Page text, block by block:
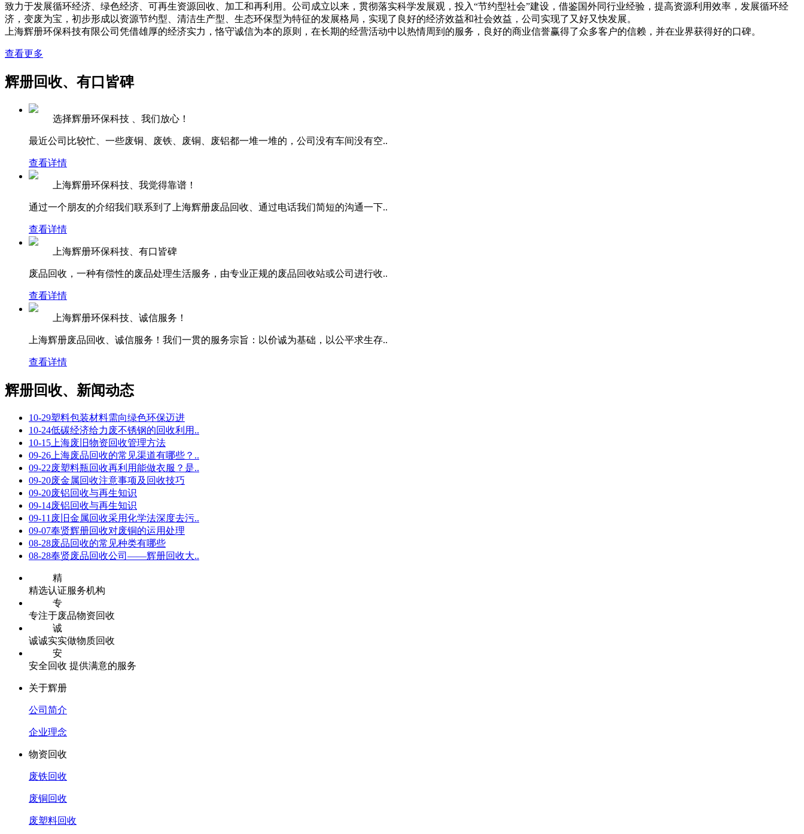
致力于发展循环经济、绿色经济、可再生资源回收、加工和再利用。公司成立以来，贯彻落实科学发展观，投入“节约型社会”建设，借鉴国外同行业经验，提高资源利用效率，发展循环经
济，变废为宝，初步形成以资源节约型、清洁生产型、生态环保型为特征的发展格局，实现了良好的经济效益和社会效益，公司实现了又好又快发展。
上海辉册环保科技有限公司凭借雄厚的经济实力，恪守诚信为本的原则，在长期的经营活动中以热情周到的服务，良好的商业信誉赢得了众多客户的信赖，并在业界获得好的口碑。
查看更多
辉册回收、有口皆碑
选择辉册环保科技 、我们放心！
最近公司比较忙、一些废铜、废铁、废铜、废铝都一堆一堆的，公司没有车间没有空..
查看详情
上海辉册环保科技、我觉得靠谱！
通过一个朋友的介绍我们联系到了上海辉册废品回收、通过电话我们简短的沟通一下..
查看详情
上海辉册环保科技、有口皆碑
废品回收，一种有偿性的废品处理生活服务，由专业正规的废品回收站或公司进行收..
查看详情
上海辉册环保科技、诚信服务！
上海辉册废品回收、诚信服务！我们一贯的服务宗旨：以价诚为基础，以公平求生存..
查看详情
辉册回收、新闻动态
10-29塑料包装材料需向绿色环保迈进
10-24低碳经济给力废不锈钢的回收利用..
10-15 上海废旧物资回收管理方法
09-26 上海废品回收的常见渠道有哪些？..
09-22废塑料瓶回收再利用能做衣服？是..
09-20废金属回收注意事项及回收技巧
09-20废铝回收与再生知识
09-14废铝回收与再生知识
09-11 废旧金属回收采用化学法深度去污..
09-07奉贤辉册回收对废铜的运用处理
08-28废品回收的常见种类有哪些
08-28奉贤废品回收公司——辉册回收大..
精
精选认证服务机构
专
专注于废品物资回收
诚
诚诚实实做物质回收
安
安全回收 提供满意的服务
关于辉册
公司简介
企业理念
物资回收
废铁回收
废铜回收
废塑料回收